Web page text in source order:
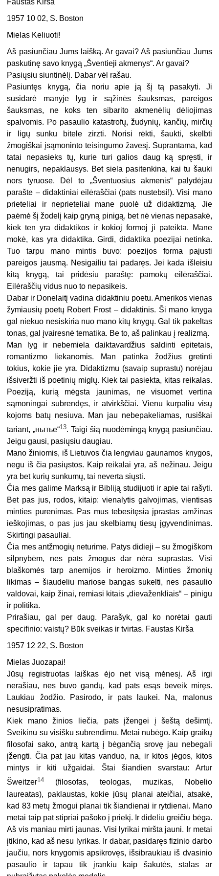
Faustas Kirša
1957 10 02, S. Boston
Mielas Keliuoti!
Aš pasiunčiau Jums laišką. Ar gavai? Aš pasiunčiau Jums
paskutinę savo knygą „Šventieji akmenys“. Ar gavai?
Pasiųsiu siuntinėlį. Dabar vėl rašau.
Pasiuntęs knygą, čia noriu apie ją šį tą pasakyti. Ji
susidarė manyje lyg ir sąžinės šauksmas, pareigos
šauksmas, ne koks ten sibarito akmenėlių dėliojimas
spalvomis. Po pasaulio katastrofų, žudynių, kančių, mirčių
ir ligų sunku bitele zirzti. Norisi rėkti, šaukti, skelbti
žmogiškai įsąmoninto teisingumo žavesį. Suprantama, kad
tatai nepasieks tų, kurie turi galios daug ką spręsti, ir
nenugirs, nepaklausys. Bet siela pasitenkina, kai tu šauki
nors tyruose. Dėl to „Šventuosius akmenis“ palydėjau
parašte – didaktiniai eilėraščiai (pats nustebsi!). Visi mano
prieteliai ir neprieteliai mane puolė už didaktizmą. Jie
paėmė šį žodelį kaip gryną pinigą, bet nė vienas nepasakė,
kiek ten yra didaktikos ir kokioj formoj ji pateikta. Mane
mokė, kas yra didaktika. Girdi, didaktika poezijai netinka.
Tuo tarpu mano mintis buvo: poezijos forma pajusti
pareigos jausmą. Nesigailiu tai padaręs. Jei kada išleisiu
kitą knygą, tai pridėsiu paraštę: pamokų eilėraščiai.
Eilėraščių vidus nuo to nepasikeis.
Dabar ir Donelaitį vadina didaktiniu poetu. Amerikos vienas
žymiausių poetų Robert Frost – didaktinis. Ši mano knyga
gal niekuo nesiskiria nuo mano kitų knygų. Gal tik pakeltas
tonas, gal įvairesnė tematika. Be to, aš palinkau į realizmą.
Man lyg ir nebemiela daiktavardžius saldinti epitetais,
romantizmo liekanomis. Man patinka žodžius gretinti
tokius, kokie jie yra. Didaktizmu (savaip suprastu) norėjau
išsiveržti iš poetinių miglų. Kiek tai pasiekta, kitas reikalas.
Poeziją, kurią mėgsta jaunimas, ne visuomet vertina
sąmoningai subrendęs, ir atvirkščiai. Vienu kurpaliu visų
kojoms batų nesiuva. Man jau nebepakeliamas, rusiškai
tariant, „нытье“13. Taigi šią nuodėmingą knygą pasiunčiau.
Jeigu gausi, pasiųsiu daugiau.
Mano žiniomis, iš Lietuvos čia lengviau gaunamos knygos,
negu iš čia pasiųstos. Kaip reikalai yra, aš nežinau. Jeigu
yra bet kurių sunkumų, tai neverta siųsti.
Čia mes galime Marksą ir Bibliją studijuoti ir apie tai rašyti.
Bet pas jus, rodos, kitaip: vienalytis galvojimas, vientisas
minties purenimas. Pas mus tebesitęsia įprastas amžinas
ieškojimas, o pas jus jau skelbiamų tiesų įgyvendinimas.
Skirtingi pasauliai.
Čia mes antžmogių neturime. Patys didieji – su žmogiškom
silpnybėm, nes pats žmogus dar nėra suprastas. Visi
blaškomės tarp anemijos ir heroizmo. Minties žmonių
likimas – šiaudeliu mariose bangas sukelti, nes pasaulio
valdovai, kaip žinai, remiasi kitais „dievaženkliais“ – pinigu
ir politika.
Prirašiau, gal per daug. Parašyk, gal ko norėtai gauti
specifinio: vaistų? Būk sveikas ir tvirtas. Faustas Kirša
1957 12 22, S. Boston
Mielas Juozapai!
Jūsų registruotas laiškas ėjo net visą mėnesį. Aš irgi
nerašiau, nes buvo gandų, kad pats esąs beveik miręs.
Laukiau žodžio. Pasirodo, ir pats laukei. Na, malonus
nesusipratimas.
Kiek mano žinios liečia, pats įžengei į šeštą dešimtį.
Sveikinu su visišku subrendimu. Metai nubėgo. Kaip graikų
filosofai sako, antrą kartą į bėgančią srovę jau nebegali
įžengti. Čia pat jau kitas vanduo, na, ir kitos jėgos, kitos
mintys ir kiti užgaidai. Štai šiandien svarstau: Artur
Šweitzer14 (filosofas, teologas, muzikas, Nobelio
laureatas), paklaustas, kokie jūsų planai ateičiai, atsakė,
kad 83 metų žmogui planai tik šiandienai ir rytdienai. Mano
metai taip pat stipriai pašoko į priekį. Ir dideliu greičiu bėga.
Aš vis maniau mirti jaunas. Visi lyrikai miršta jauni. Ir metai
įtikino, kad aš nesu lyrikas. Ir dabar, pasidaręs fizinio darbo
jaučiu, nors knygomis apsikrovęs, išsibraukiau iš dvasinio
pasaulio ir tapau tik įrankiu kaip šakutės, stalas ar